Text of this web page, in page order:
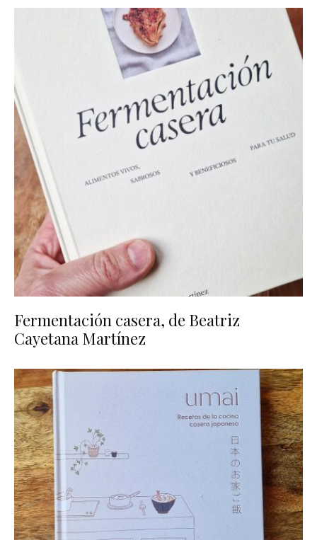
Fermentación casera, de Beatriz
Cayetana Martínez